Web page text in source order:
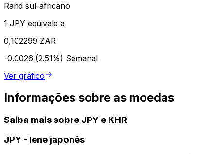
Rand sul-africano
1 JPY equivale a
0,102299 ZAR
-0.0026 (2.51%) Semanal
Ver gráfico
Informações sobre as moedas
Saiba mais sobre JPY e KHR
JPY - Iene japonês